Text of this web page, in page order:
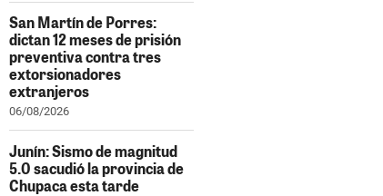
San Martín de Porres:
dictan 12 meses de prisión
preventiva contra tres
extorsionadores
extranjeros
06/08/2026
Junín: Sismo de magnitud
5.0 sacudió la provincia de
Chupaca esta tarde